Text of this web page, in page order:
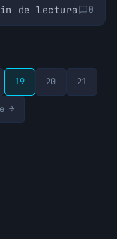
de lectura 0
19 20 21
→